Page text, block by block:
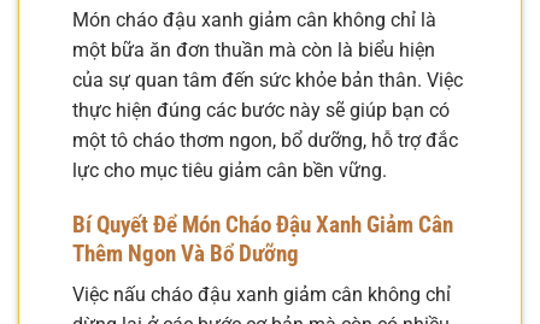
Món cháo đậu xanh giảm cân không chỉ là
một bữa ăn đơn thuần mà còn là biểu hiện
của sự quan tâm đến sức khỏe bản thân. Việc
thực hiện đúng các bước này sẽ giúp bạn có
một tô cháo thơm ngon, bổ dưỡng, hỗ trợ đắc
lực cho mục tiêu giảm cân bền vững.
Bí Quyết Để Món Cháo Đậu Xanh Giảm Cân
Thêm Ngon Và Bổ Dưỡng
Việc nấu cháo đậu xanh giảm cân không chỉ